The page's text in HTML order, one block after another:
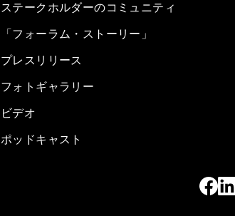
ステークホルダーのコミュニティ
「フォーラム・ストーリー」
プレスリリース
フォトギャラリー
ビデオ
ポッドキャスト